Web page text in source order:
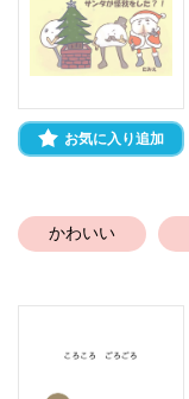
お気に入り追加
かわいい